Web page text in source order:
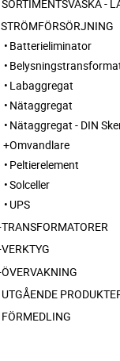
SORTIMENTSVÄSKA -
STRÖMFÖRSÖRJNING
Batterieliminator
Labaggregat
Nätaggregat
Nätaggregat - DIN
Omvandlare
Peltierelement
Solceller
UPS
TRANSFORMATORER
VERKTYG
ÖVERVAKNING
UTGÅENDE PRODUKTER HOS
FÖRMEDLING